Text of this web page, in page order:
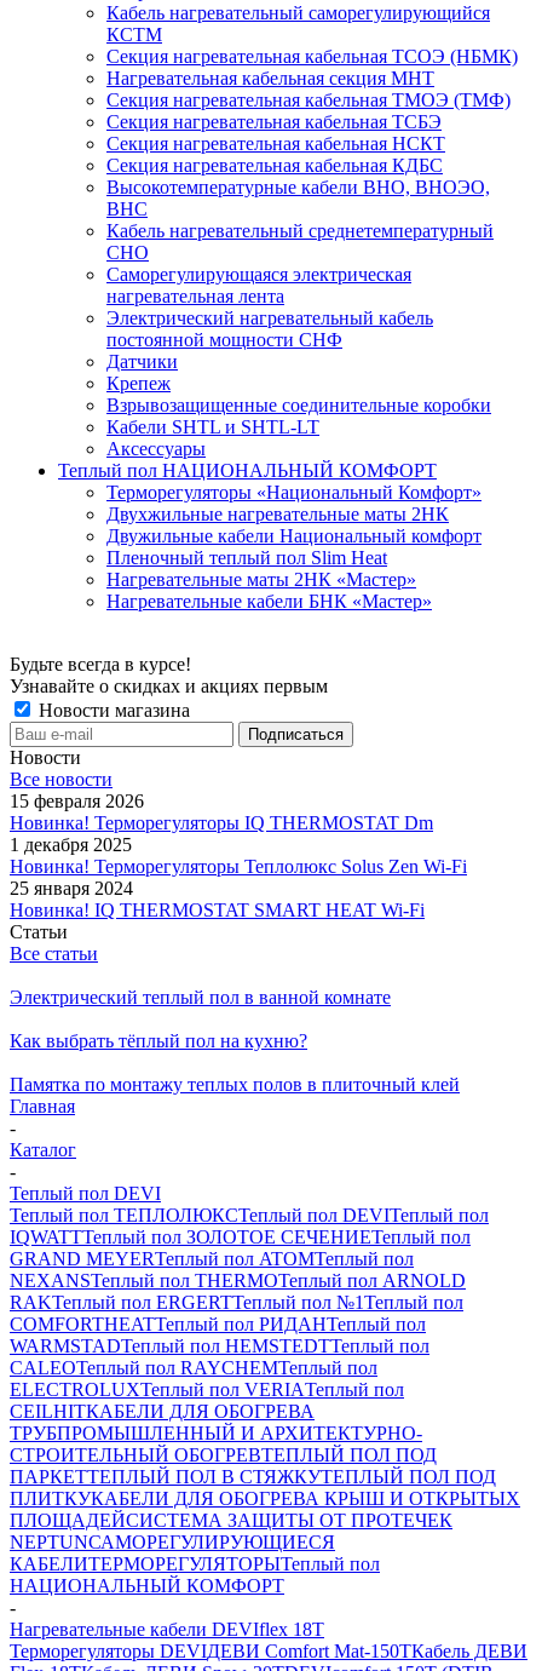
Кабель нагревательный саморегулирующийся
КСТМ
Секция нагревательная кабельная ТСОЭ (НБМК)
Нагревательная кабельная секция МНТ
Секция нагревательная кабельная ТМОЭ (ТМФ)
Секция нагревательная кабельная ТСБЭ
Секция нагревательная кабельная НСКТ
Секция нагревательная кабельная КДБС
Высокотемпературные кабели ВНО, ВНОЭО,
ВНС
Кабель нагревательный среднетемпературный
СНО
Саморегулирующаяся электрическая
нагревательная лента
Электрический нагревательный кабель
постоянной мощности СНФ
Датчики
Крепеж
Взрывозащищенные соединительные коробки
Кабели SHTL и SHTL-LT
Аксессуары
Теплый пол НАЦИОНАЛЬНЫЙ КОМФОРТ
Терморегуляторы «Национальный Комфорт»
Двухжильные нагревательные маты 2НК
Двужильные кабели Национальный комфорт
Пленочный теплый пол Slim Heat
Нагревательные маты 2НК «Мастер»
Нагревательные кабели БНК «Мастер»
Будьте всегда в курсе!
Узнавайте о скидках и акциях первым
Новости магазина
Новости
Все новости
15 февраля 2026
Новинка! Терморегуляторы IQ THERMOSTAT Dm
1 декабря 2025
Новинка! Терморегуляторы Теплолюкс Solus Zen Wi-Fi
25 января 2024
Новинка! IQ THERMOSTAT SMART HEAT Wi-Fi
Статьи
Все статьи
Электрический теплый пол в ванной комнате
Как выбрать тёплый пол на кухню?
Памятка по монтажу теплых полов в плиточный клей
Главная
-
Каталог
-
Теплый пол DEVI
Теплый пол ТЕПЛОЛЮКСТеплый пол DEVIТеплый пол
IQWATTТеплый пол ЗОЛОТОЕ СЕЧЕНИЕТеплый пол
GRAND MEYERТеплый пол ATOMТеплый пол
NEXANSТеплый пол THERMOТеплый пол ARNOLD
RAKТеплый пол ERGERTТеплый пол №1Теплый пол
COMFORTHEATТеплый пол РИДАНТеплый пол
WARMSTADТеплый пол HEMSTEDTТеплый пол
CALEOТеплый пол RAYCHEMТеплый пол
ELECTROLUXТеплый пол VERIAТеплый пол
CEILHITКАБЕЛИ ДЛЯ ОБОГРЕВА
ТРУБПРОМЫШЛЕННЫЙ И АРХИТЕКТУРНО-
СТРОИТЕЛЬНЫЙ ОБОГРЕВТЕПЛЫЙ ПОЛ ПОД
ПАРКЕТТЕПЛЫЙ ПОЛ В СТЯЖКУТЕПЛЫЙ ПОЛ ПОД
ПЛИТКУКАБЕЛИ ДЛЯ ОБОГРЕВА КРЫШ И ОТКРЫТЫХ
ПЛОЩАДЕЙСИСТЕМА ЗАЩИТЫ ОТ ПРОТЕЧЕК
NEPTUNСАМОРЕГУЛИРУЮЩИЕСЯ
КАБЕЛИТЕРМОРЕГУЛЯТОРЫТеплый пол
НАЦИОНАЛЬНЫЙ КОМФОРТ
-
Нагревательные кабели DEVIflex 18T
Терморегуляторы DEVIДЕВИ Comfort Mat-150TКабель ДЕВИ